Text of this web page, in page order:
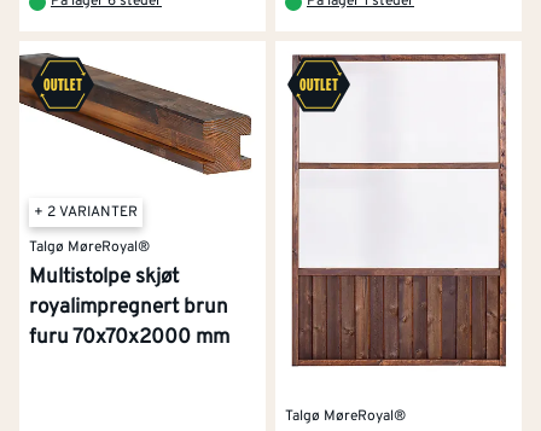
+ 2 VARIANTER
Talgø MøreRoyal®
Multistolpe skjøt
royalimpregnert brun
furu 70x70x2000 mm
Talgø MøreRoyal®